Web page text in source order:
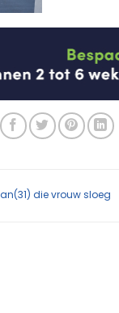
die vrouw sloeg